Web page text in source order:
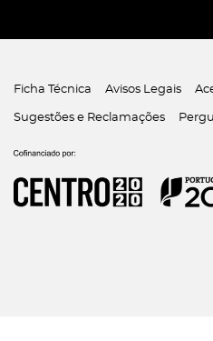
Ficha Técnica Avisos Legais
Sugestões e Reclamações